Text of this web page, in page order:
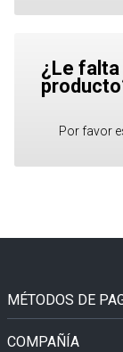
¿Le
Por favor
MÉTODOS DE
COMPAÑÍA